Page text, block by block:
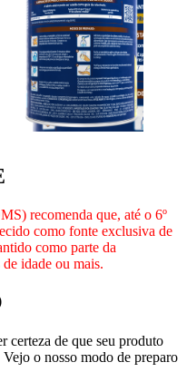
recomenda que, até o 6º
como fonte exclusiva de
como parte da
idade ou mais.
certeza de que seu produto
o nosso modo de preparo